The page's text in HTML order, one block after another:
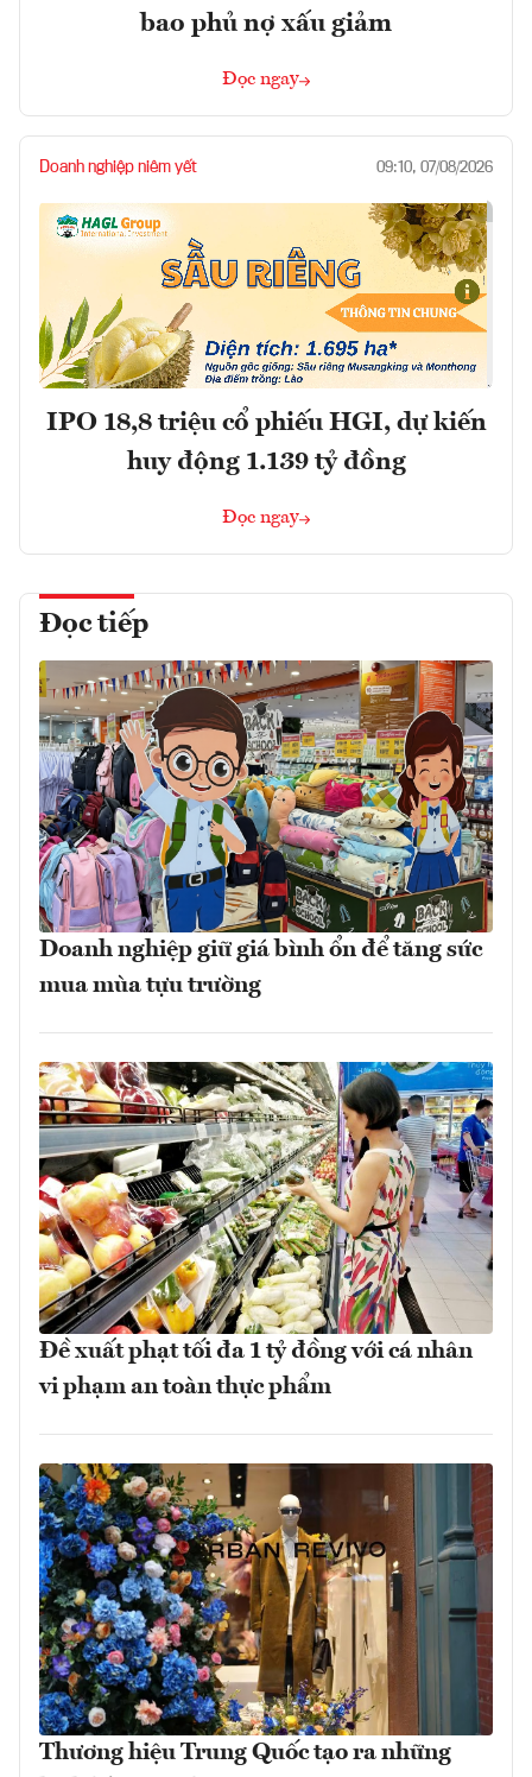
bao phủ nợ xấu giảm
Đọc ngay
Doanh nghiệp niêm yết 09:10, 07/08/2026
IPO 18,8 triệu cổ phiếu HGI, dự kiến
huy động 1.139 tỷ đồng
Đọc ngay
Đọc tiếp
Doanh nghiệp giữ giá bình ổn để tăng sức
mua mùa tựu trường
Đề xuất phạt tối đa 1 tỷ đồng với cá nhân
vi phạm an toàn thực phẩm
Thương hiệu Trung Quốc tạo ra những